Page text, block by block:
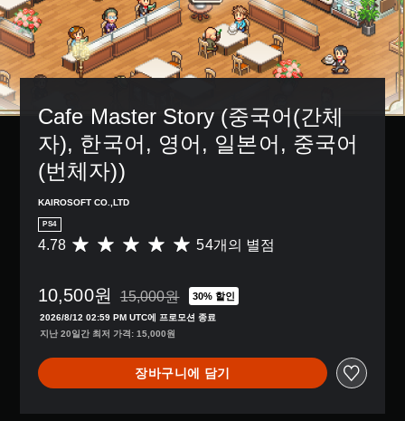
Cafe Master Story (중국어(간체
자), 한국어, 영어, 일본어, 중국어
(번체자))
KAIROSOFT CO.,LTD
PS4
총
별
점
으
부
터
4.78 54개의 별점
10,500원 15,000원의 원래 가격에서 할인됨
15,000원 30% 할인
2026/8/12 02:59 PM UTC에 프로모션 종료
지난 20일간 최저 가격: 15,000원
장바구니에 담기